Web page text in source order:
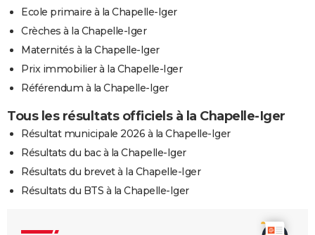
Ecole primaire à la Chapelle-Iger
Crèches à la Chapelle-Iger
Maternités à la Chapelle-Iger
Prix immobilier à la Chapelle-Iger
Référendum à la Chapelle-Iger
Tous les résultats officiels à la Chapelle-Iger
Résultat municipale 2026 à la Chapelle-Iger
Résultats du bac à la Chapelle-Iger
Résultats du brevet à la Chapelle-Iger
Résultats du BTS à la Chapelle-Iger